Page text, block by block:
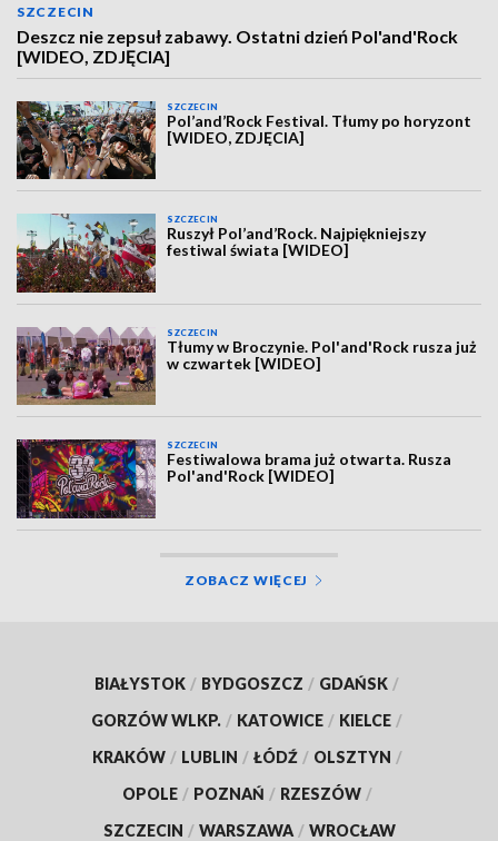
SZCZECIN
Deszcz nie zepsuł zabawy. Ostatni dzień Pol'and'Rock
[WIDEO, ZDJĘCIA]
SZCZECIN
Pol’and’Rock Festival. Tłumy po horyzont
[WIDEO, ZDJĘCIA]
SZCZECIN
Ruszył Pol’and’Rock. Najpiękniejszy
festiwal świata [WIDEO]
SZCZECIN
Tłumy w Broczynie. Pol'and'Rock rusza już
w czwartek [WIDEO]
SZCZECIN
Festiwalowa brama już otwarta. Rusza
Pol'and'Rock [WIDEO]
ZOBACZ WIĘCEJ
BIAŁYSTOK / BYDGOSZCZ / GDAŃSK /
GORZÓW WLKP. / KATOWICE / KIELCE /
KRAKÓW / LUBLIN / ŁÓDŹ / OLSZTYN /
OPOLE / POZNAŃ / RZESZÓW /
SZCZECIN / WARSZAWA / WROCŁAW